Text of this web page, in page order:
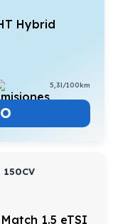
5,3l/100km
150CV